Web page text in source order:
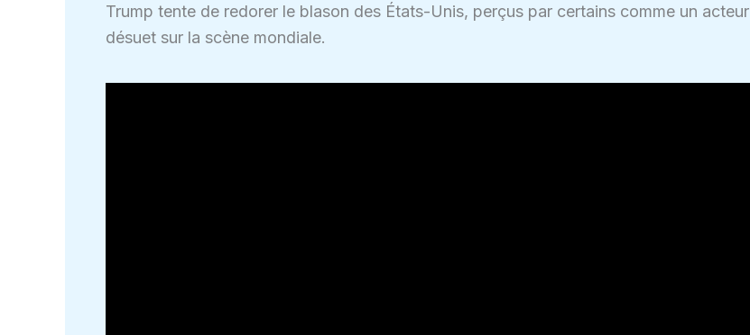
Trump tente de redorer le blason des États-Unis, perçus par certains comme un acteur
désuet sur la scène mondiale.